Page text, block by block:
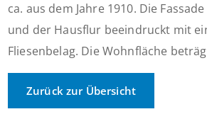
ca. aus dem Jahre 1910. Die
und der Hausflur beeindruckt mit
Fliesenbelag. Die Wohnfläche
Zurück zur Übersicht